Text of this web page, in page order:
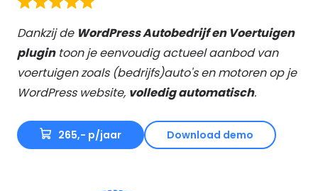
Dankzij de WordPress Autobedrijf en Voertuigen
plugintoon je eenvoudig actueel aanbod van
voertuigen zoals (bedrijfs)auto's en motoren op je
WordPress website, volledig automatisch.
265,- p/jaar Download demo